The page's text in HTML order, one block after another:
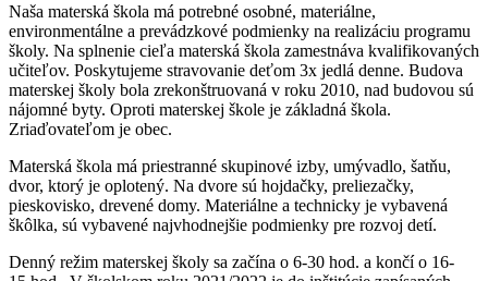
Naša materská škola má potrebné osobné, materiálne,
environmentálne a prevádzkové podmienky na realizáciu programu
školy. Na splnenie cieľa materská škola zamestnáva kvalifikovaných
učiteľov. Poskytujeme stravovanie deťom 3x jedlá denne. Budova
materskej školy bola zrekonštruovaná v roku 2010, nad budovou sú
nájomné byty. Oproti materskej škole je základná škola.
Zriaďovateľom je obec.
Materská škola má priestranné skupinové izby, umývadlo, šatňu,
dvor, ktorý je oplotený. Na dvore sú hojdačky, preliezačky,
pieskovisko, drevené domy. Materiálne a technicky je vybavená
škôlka, sú vybavené najvhodnejšie podmienky pre rozvoj detí.
Denný režim materskej školy sa začína o 6-30 hod. a končí o 16-